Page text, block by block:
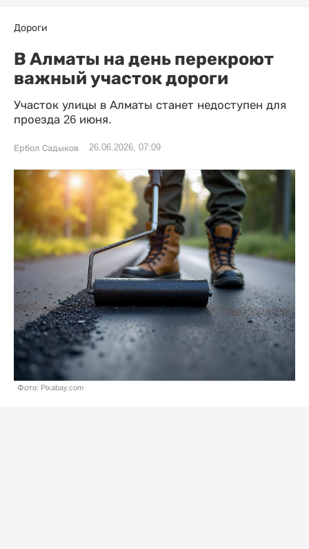
Дороги
В Алматы на день перекроют
важный участок дороги
Участок улицы в Алматы станет недоступен для
проезда 26 июня.
Ербол Садыков 26.06.2026, 07:09
Фото: Pixabay.com